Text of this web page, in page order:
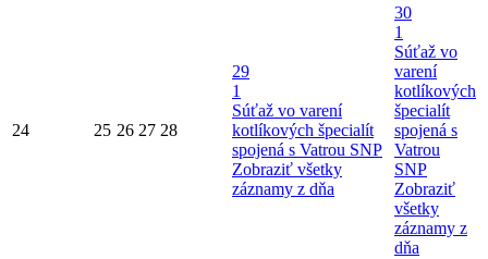
24 25 26 27 28
29
1
Súťaž vo varení
kotlíkových špecialít
spojená s Vatrou SNP
Zobraziť všetky
záznamy z dňa
30
1
Súťaž vo
varení
kotlíkových
špecialít
spojená s
Vatrou
SNP
Zobraziť
všetky
záznamy z
dňa